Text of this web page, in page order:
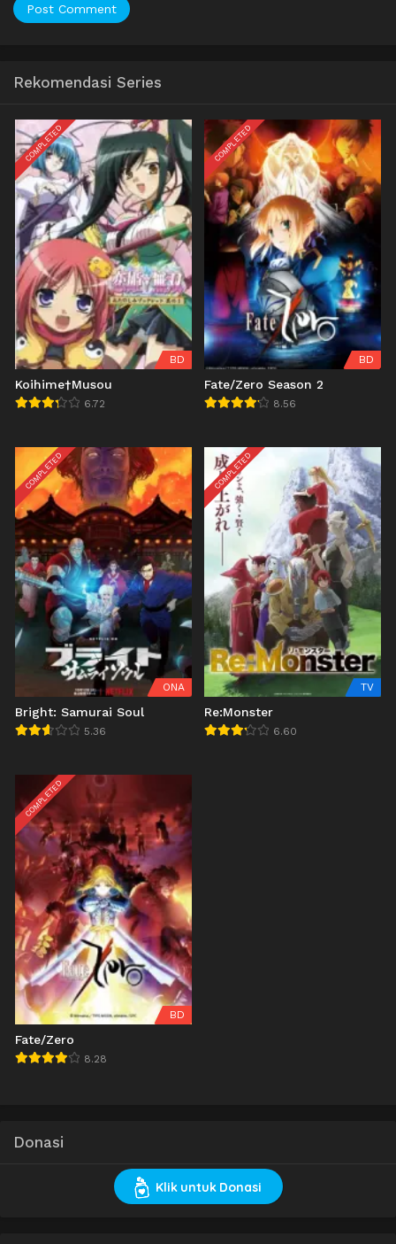
Rekomendasi Series
COMPLETED
BD
Koihime†Musou
6.72
COMPLETED
BD
Fate/Zero Season 2
8.56
COMPLETED
ONA
Bright: Samurai Soul
5.36
COMPLETED
TV
Re:Monster
6.60
COMPLETED
BD
Fate/Zero
8.28
Donasi
Klik untuk Donasi